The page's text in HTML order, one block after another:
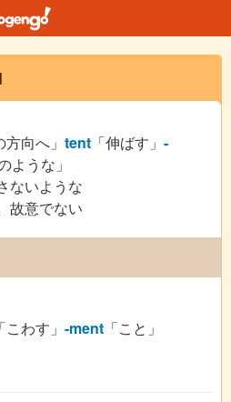
方向へ」 tent 「伸ばす」 -
ような」
ないような
故意でない
「こわす」 -ment 「こと」